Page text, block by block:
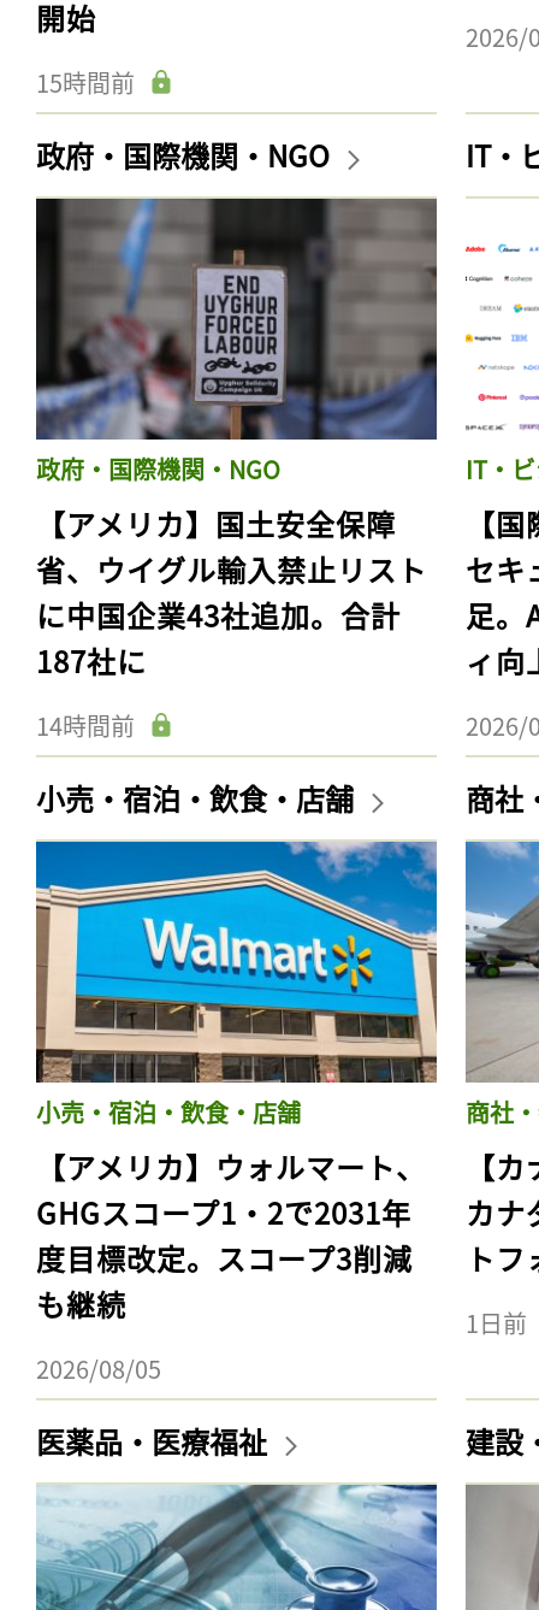
開始
15時間前
2026/
政府・国際機関・NGO
政府・国際機関・NGO
【アメリカ】国土安全保障
省、ウイグル輸入禁止リスト
に中国企業43社追加。合計
187社に
14時間前
IT・
IT・
【
セキ
足。
ィ向
2026/
小売・宿泊・飲食・店舗
小売・宿泊・飲食・店舗
【アメリカ】ウォルマート、
GHGスコープ1・2で2031年
度目標改定。スコープ3削減
も継続
2026/08/05
商社
商社
【
カナ
ト
1日前
医薬品・医療福祉 建設